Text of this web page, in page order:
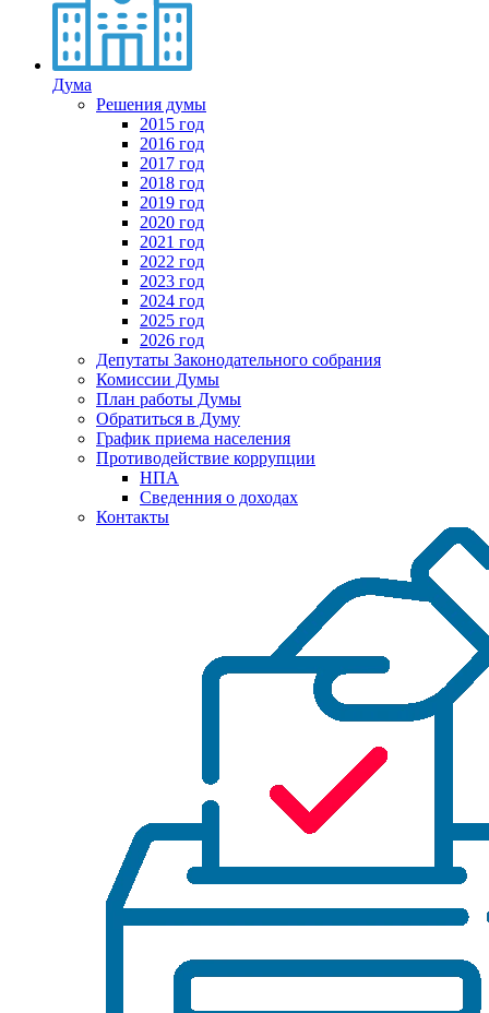
Дума
Решения думы
2015 год
2016 год
2017 год
2018 год
2019 год
2020 год
2021 год
2022 год
2023 год
2024 год
2025 год
2026 год
Депутаты Законодательного собрания
Комиссии Думы
План работы Думы
Обратиться в Думу
График приема населения
Противодействие коррупции
НПА
Сведенния о доходах
Контакты